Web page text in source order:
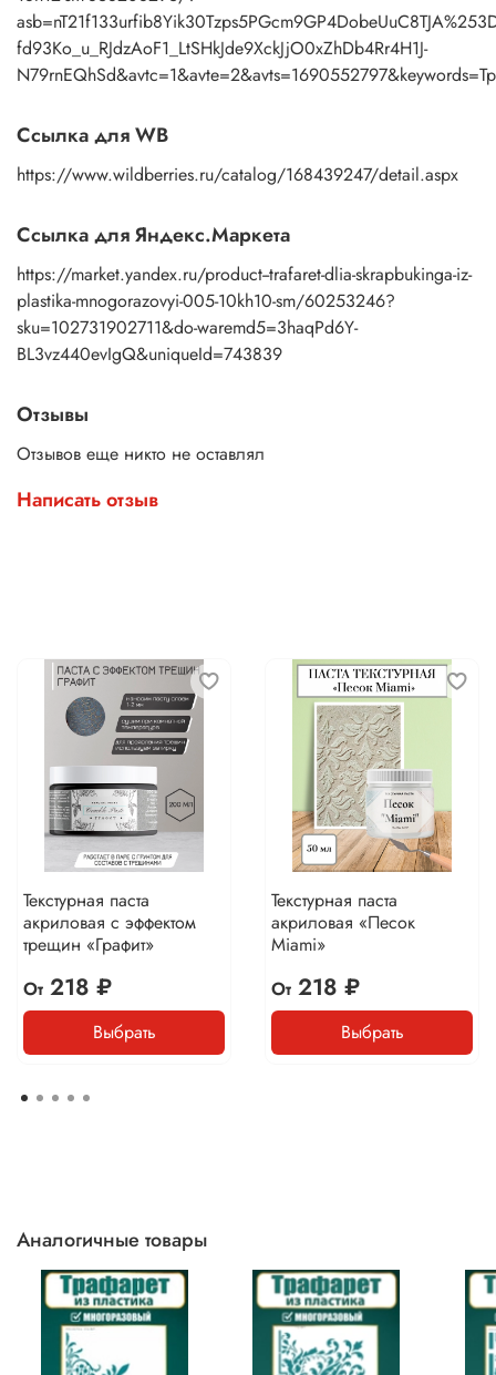
fd93Ko_u_RJdzAoF1_LtSHkJde9XckJjO0xZhDb4Rr4H1J-
Ссылка для WB
https://www.wildberries.ru/catalog/168439247/detail.aspx
Ссылка для Яндекс.Маркета
https://market.yandex.ru/product--trafaret-dlia-skrapbukinga-iz-
plastika-mnogorazovyi-005-10kh10-sm/60253246?
sku=102731902711&do-waremd5=3haqPd6Y-
BL3vz440evIgQ&uniqueId=743839
Отзывы
Отзывов еще никто не оставлял
Написать отзыв
Текстурная паста
акриловая с эффектом
трещин «Графит»
От218 ₽
Выбрать
Текстурная паста
акриловая «Песок
Miami»
От218 ₽
Выбрать
Аналогичные товары